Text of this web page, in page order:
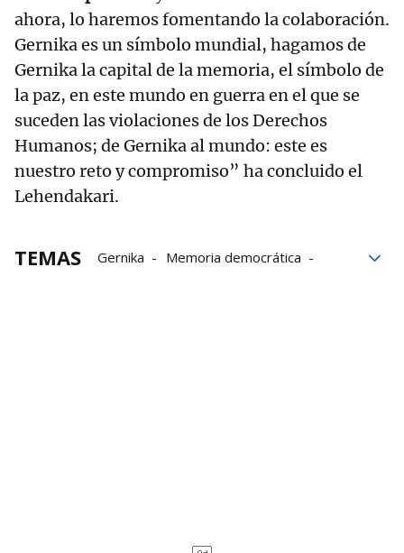
ahora, lo haremos fomentando la colaboración.
Gernika es un símbolo mundial, hagamos de
Gernika la capital de la memoria, el símbolo de
la paz, en este mundo en guerra en el que se
suceden las violaciones de los Derechos
Humanos; de Gernika al mundo: este es
nuestro reto y compromiso” ha concluido el
Lehendakari.
TEMAS Gernika
Memoria democrática